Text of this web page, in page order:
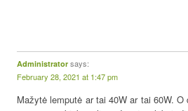
Administrator says:
February 28, 2021 at 1:47 pm
Mažytė lemputė ar tai 40W ar tai 60W. O